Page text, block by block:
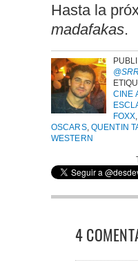
Hasta la
madafakas.
CINE
FOXX,
OSCARS, QUENTIN
WESTERN
4